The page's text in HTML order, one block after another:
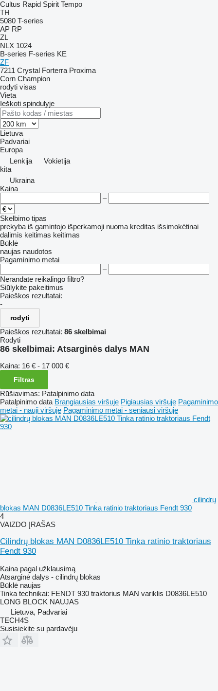
Cultus Rapid Spirit Tempo
TH
5080 T-series
AP RP
ZL
NLX 1024
B-series F-series KE
ZF
7211 Crystal Forterra Proxima
Corn Champion
rodyti visas
Vieta
Ieškoti spindulyje
Lietuva
Padvariai
Europa
Lenkija
Vokietija
kita
Ukraina
Kaina
–
Skelbimo tipas
prekyba iš gamintojo išperkamoji nuoma kreditas išsimokėtinai
dalimis keitimas keitimas
Būklė
naujas naudotos
Pagaminimo metai
–
Nerandate reikalingo filtro?
Siūlykite pakeitimus
Paieškos rezultatai:
-
rodyti
Paieškos rezultatai: 86 skelbimai
Rodyti
86 skelbimai: Atsarginės dalys MAN
Kaina: 16 € - 17 000 €
Filtras
Rūšiavimas: Patalpinimo data
Patalpinimo data Brangiausias viršuje Pigiausias viršuje Pagaminimo
metai - nauji viršuje Pagaminimo metai - seniausi viršuje
cilindrų
blokas MAN D0836LE510 Tinka ratinio traktoriaus Fendt 930
4
VAIZDO ĮRAŠAS
Cilindrų blokas MAN D0836LE510 Tinka ratinio traktoriaus
Fendt 930
Kaina pagal užklausimą
Atsarginė dalys - cilindrų blokas
Būklė naujas
Tinka technikai: FENDT 930 traktorius MAN variklis D0836LE510
LONG BLOCK NAUJAS
Lietuva, Padvariai
TECH4S
Susisiekite su pardavėju